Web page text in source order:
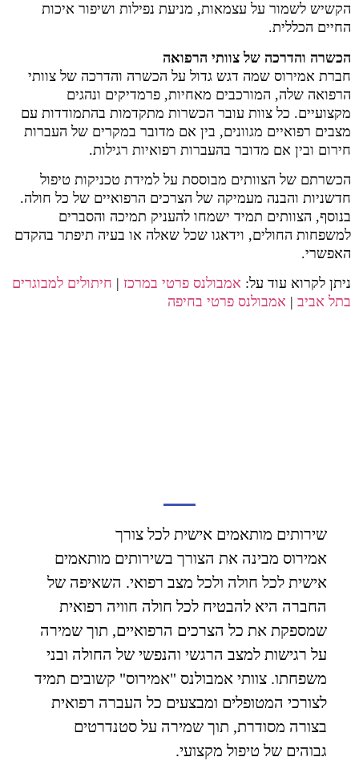
הקשיש לשמור על עצמאות, מניעת נפילות ושיפור איכות
החיים הכללית.
הכשרה והדרכה של צוותי הרפואה
חברת אמירוס שמה דגש גדול על הכשרה והדרכה של צוותי
הרפואה שלה, המורכבים מאחיות, פרמדיקים ונהגים
מקצועיים. כל צוות עובר הכשרות מתקדמות בהתמודדות עם
מצבים רפואיים מגוונים, בין אם מדובר במקרים של העברות
חירום ובין אם מדובר בהעברות רפואיות רגילות.
הכשרתם של הצוותים מבוססת על למידת טכניקות טיפול
חדשניות והבנה מעמיקה של הצרכים הרפואיים של כל חולה.
בנוסף, הצוותים תמיד ישמחו להעניק תמיכה והסברים
למשפחות החולים, וידאגו שכל שאלה או בעיה תיפתר בהקדם
האפשרי.
ניתן לקרוא עוד על: אמבולנס פרטי במרכז | חיתולים למבוגרים
בתל אביב | אמבולנס פרטי בחיפה
שירותים מותאמים אישית לכל צורך
אמירוס מבינה את הצורך בשירותים מותאמים
אישית לכל חולה ולכל מצב רפואי. השאיפה של
החברה היא להבטיח לכל חולה חוויה רפואית
שמספקת את כל הצרכים הרפואיים, תוך שמירה
על רגישות למצב הרגשי והנפשי של החולה ובני
משפחתו. צוותי אמבולנס "אמירוס" קשובים תמיד
לצורכי המטופלים ומבצעים כל העברה רפואית
בצורה מסודרת, תוך שמירה על סטנדרטים
גבוהים של טיפול מקצועי.